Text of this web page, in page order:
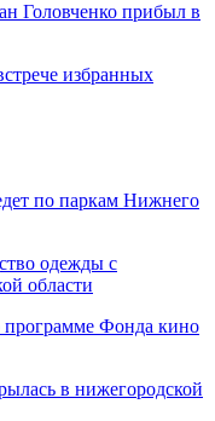
Головченко прибыл в
избранных
по паркам Нижнего
одежды с
области
программе Фонда кино
в нижегородской